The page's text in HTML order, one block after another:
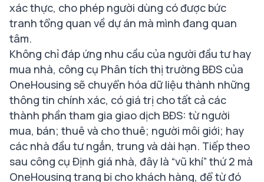
xác thực, cho phép người dùng có được bức
tranh tổng quan về dự án mà mình đang quan
tâm.
Không chỉ đáp ứng nhu cầu của người đầu tư hay
mua nhà, công cụ Phân tích thị trường BĐS của
OneHousing sẽ chuyển hóa dữ liệu thành những
thông tin chính xác, có giá trị cho tất cả các
thành phần tham gia giao dịch BĐS: từ người
mua, bán; thuê và cho thuê; người môi giới; hay
các nhà đầu tư ngắn, trung và dài hạn. Tiếp theo
sau công cụ Định giá nhà, đây là “vũ khí” thứ 2 mà
OneHousing trang bị cho khách hàng, để từ đó